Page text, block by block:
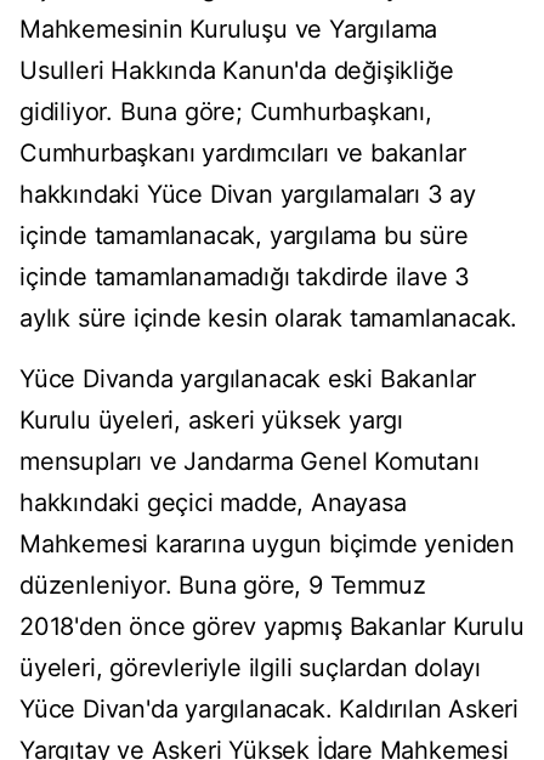
Mahkemesinin Kuruluşu ve Yargılama
Usulleri Hakkında Kanun'da değişikliğe
gidiliyor. Buna göre; Cumhurbaşkanı,
Cumhurbaşkanı yardımcıları ve bakanlar
hakkındaki Yüce Divan yargılamaları 3 ay
içinde tamamlanacak, yargılama bu süre
içinde tamamlanamadığı takdirde ilave 3
aylık süre içinde kesin olarak tamamlanacak.
Yüce Divanda yargılanacak eski Bakanlar
Kurulu üyeleri, askeri yüksek yargı
mensupları ve Jandarma Genel Komutanı
hakkındaki geçici madde, Anayasa
Mahkemesi kararına uygun biçimde yeniden
düzenleniyor. Buna göre, 9 Temmuz
2018'den önce görev yapmış Bakanlar Kurulu
üyeleri, görevleriyle ilgili suçlardan dolayı
Yüce Divan'da yargılanacak. Kaldırılan Askeri
Yargıtay ve Askeri Yüksek İdare Mahkemesi